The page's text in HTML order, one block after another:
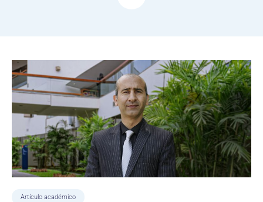
Artículo académico